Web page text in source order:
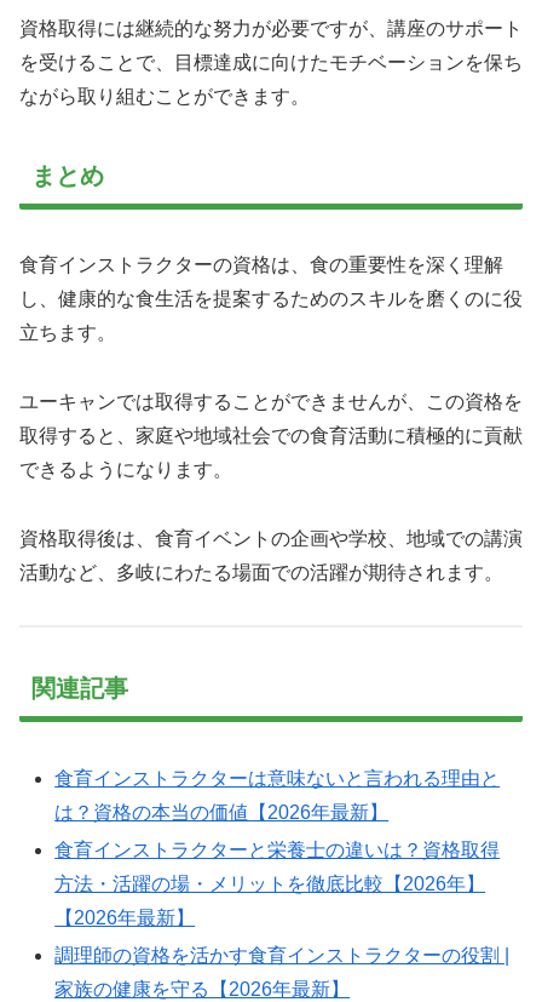
資格取得には継続的な努力が必要ですが、講座のサポート
を受けることで、目標達成に向けたモチベーションを保ち
ながら取り組むことができます。
まとめ
食育インストラクターの資格は、食の重要性を深く理解
し、健康的な食生活を提案するためのスキルを磨くのに役
立ちます。
ユーキャンでは取得することができませんが、この資格を
取得すると、家庭や地域社会での食育活動に積極的に貢献
できるようになります。
資格取得後は、食育イベントの企画や学校、地域での講演
活動など、多岐にわたる場面での活躍が期待されます。
関連記事
食育インストラクターは意味ないと言われる理由と
は？資格の本当の価値【2026年最新】
食育インストラクターと栄養士の違いは？資格取得
方法・活躍の場・メリットを徹底比較【2026年】
【2026年最新】
調理師の資格を活かす食育インストラクターの役割 |
家族の健康を守る【2026年最新】